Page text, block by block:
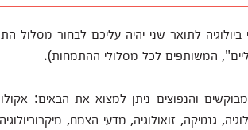
לתואר שני יהיה עליכם לבחור מסלול
המשותפים לכל מסלולי ההתמחות).
והנפוצים ניתן למצוא את הבאים:
גנטיקה, זואולוגיה, מדעי הצמח,